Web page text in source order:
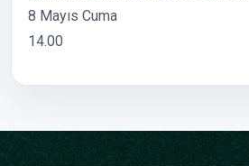
8 Mayıs Cuma
14.00